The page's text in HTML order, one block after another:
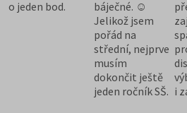
o jeden bod.
báječné. ☺
Jelikož jsem
pořád na
střední, nejprve
musím
dokončit ještě
jeden ročník SŠ. i